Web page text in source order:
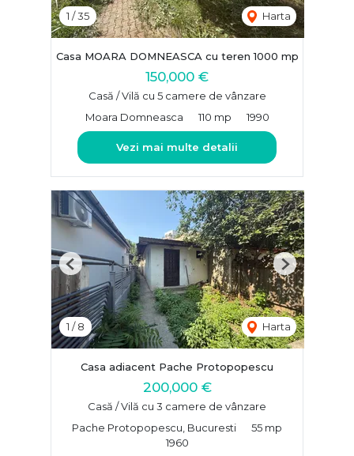
1 /35 Harta
Casa MOARA DOMNEASCA cu teren 1000 mp
150,000 €
Casă / Vilă cu 5 camere de vânzare
Moara Domneasca
110 mp 1990
Vezi mai multe detalii
1 /8 Harta
Previous Next
Casa adiacent Pache Protopopescu
200,000 €
Casă / Vilă cu 3 camere de vânzare
Pache Protopopescu, Bucuresti
55 mp
1960